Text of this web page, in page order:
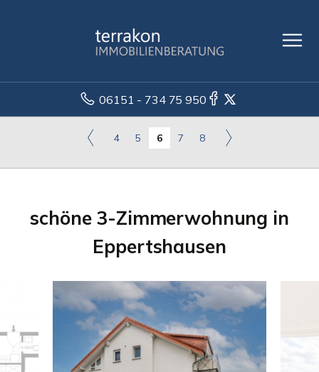
06151 - 734 75 950
4 5 6 7 8
schöne 3-Zimmerwohnung in
Eppertshausen